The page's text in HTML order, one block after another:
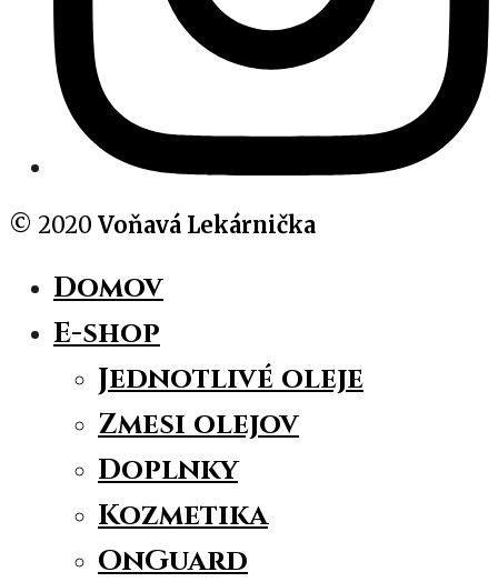
© 2020 Voňavá Lekárnička
Domov
E-shop
Jednotlivé oleje
Zmesi olejov
Doplnky
Kozmetika
OnGuard